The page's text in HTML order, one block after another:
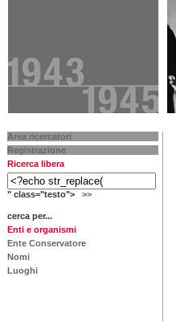
Area ricercatori
Registrazione
Ricerca libera
" class="testo"> >>
cerca per...
Enti e organismi
Ente Conservatore
Nomi
Luoghi